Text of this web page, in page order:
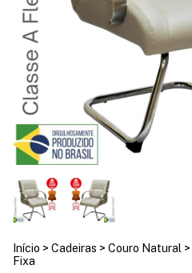
Início > Cadeiras > Couro Natural >
Fixa